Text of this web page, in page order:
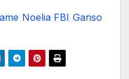
Noelia FBI Ganso